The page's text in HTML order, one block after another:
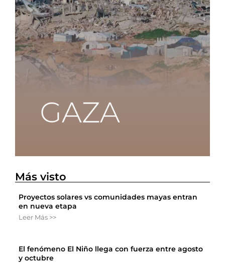
Más visto
Proyectos solares vs comunidades mayas entran
en nueva etapa
Leer Más >>
El fenómeno El Niño llega con fuerza entre agosto
y octubre